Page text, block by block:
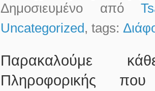
Δημοσιευμένο από
Uncategorized, tags:
Παρακαλούμε
Πληροφορικής